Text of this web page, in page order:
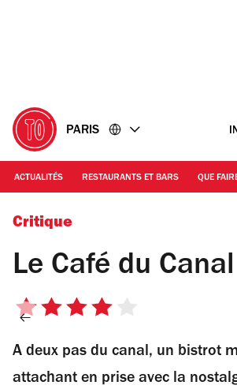
PARIS
ACTUALITÉS RESTAURANTS ET BARS QUE
© Café du Canal
Critique
Le Café du Canal
4
5
étoiles
A deux pas du canal, un bistrot
attachant en prise avec la